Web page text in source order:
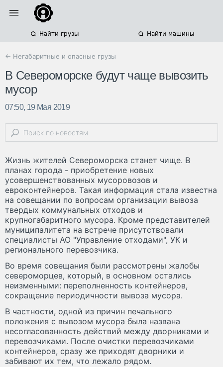
Найти грузы Найти машины
← Негабаритные и опасные грузы
В Североморске будут чаще вывозить
мусор
07:50, 19 Мая 2019
Жизнь жителей Североморска станет чище. В
планах города - приобретение новых
усовершенствованных мусоровозов и
евроконтейнеров. Такая информация стала известна
на совещании по вопросам организации вывоза
твердых коммунальных отходов и
крупногабаритного мусора. Кроме представителей
муниципалитета на встрече присутствовали
специалисты АО "Управление отходами", УК и
регионального перевозчика.
Во время совещания были рассмотрены жалобы
североморцев, который, в основном остались
неизменными: переполненность контейнеров,
сокращение периодичности вывоза мусора.
В частности, одной из причин печального
положения с вывозом мусора была названа
несогласованность действий между дворниками и
перевозчиками. После очистки перевозчиками
контейнеров, сразу же приходят дворники и
забивают их тем, что лежало рядом.